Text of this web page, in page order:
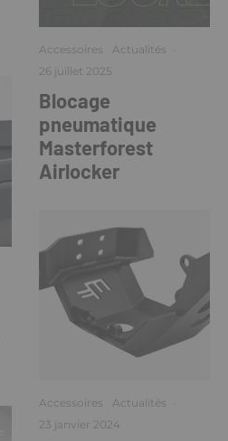
Accessoires Actualités ·
26 juillet 2025
Blocage
pneumatique
Masterforest
Airlocker
Accessoires Actualités ·
23 janvier 2024